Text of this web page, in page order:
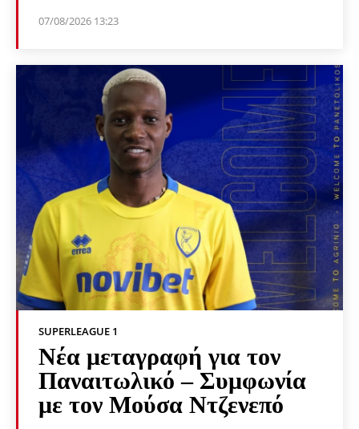
07/08/2026 13:23
SUPERLEAGUE 1
Νέα μεταγραφή για τον
Παναιτωλικό – Συμφωνία
με τον Μούσα Ντζενεπό